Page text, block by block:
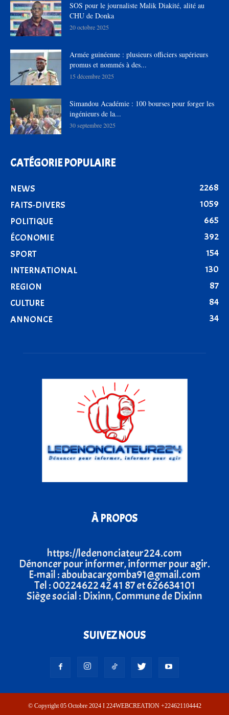
SOS pour le journaliste Malik Diakité, alité au
CHU de Donka
20 octobre 2025
Armée guinéenne : plusieurs officiers supérieurs
promus et nommés à des...
15 décembre 2025
Simandou Académie : 100 bourses pour forger les
ingénieurs de la...
30 septembre 2025
CATÉGORIE POPULAIRE
NEWS
2268
FAITS-DIVERS
1059
POLITIQUE
665
ÉCONOMIE
392
SPORT
154
INTERNATIONAL
130
REGION
87
CULTURE
84
ANNONCE
34
À PROPOS
https://ledenonciateur224.com
Dénoncer pour informer, informer pour agir.
E-mail : aboubacargomba91@gmail.com
Tel : 00224622 42 41 87 et 626634101
Siège social : Dixinn, Commune de Dixinn
SUIVEZ NOUS
© Copyright 05 Octobre 2024 I 224WEBCREATION +224621104442